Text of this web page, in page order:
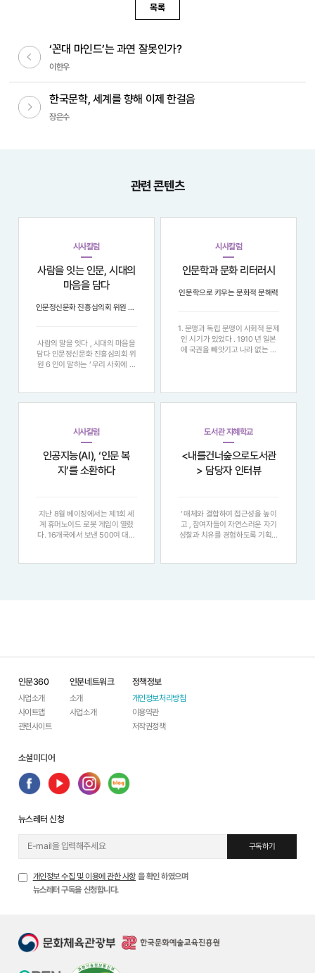
목록
이전글
‘꼰대 마인드’는 과연 잘못인가?
이한우
다음글
한국문학, 세계를 향해 이제 한걸음
장은수
관련 콘텐츠
시사칼럼
사람을 잇는 인문, 시대의
마음을 담다
인문정신문화 진흥심의회 위원 6인이 말하는 ‘우리 사회에 인문이 필요한 이유’
사람의 말을 잇다 , 시대의 마음을
담다 인문정신문화 진흥심의회 위
원 6 인이 말하는 ‘ 우리 사회에 인
식을 넘어 , 어떻게 사람에게 닿을
시사칼럼
인문학과 문화 리터러시
인문학으로 키우는 문화적 문해력
1. 문맹과 독립 문맹이 사회적 문제
인 시기가 있었다 . 1910 년 일본
에 국권을 빼앗기고 나라 없는 국
하고 의식을 개화하는 노력이 필요
했다 . 1922 년 1 월 5 일 자 동아
시사칼럼
인공지능(AI), ‘인문 복
지’를 소환하다
지난 8월 베이징에서는 제1회 세
계 휴머노이드 로봇 게임이 열렸
다. 16개국에서 보낸 500여 대의
현 단계 휴머노이드의 발전을 과시
도서관 지혜학교
<내를건너숲으로도서관
> 담당자 인터뷰
’ 매체와 결합하여 접근성을 높이
고 , 참여자들이 자연스러운 자기
성찰과 치유를 경험하도록 기획했
하신 의도 혹은 목표하신 바가 있
인문360
사업소개
사이트맵
관련사이트
인문네트워크
소개
사업소개
정책정보
개인정보처리방침
이용약관
저작권정책
소셜미디어
뉴스레터 신청
구독하기
개인정보 수집 및 이용에 관한 사항 을 확인 하였으며
뉴스레터 구독을 신청합니다.